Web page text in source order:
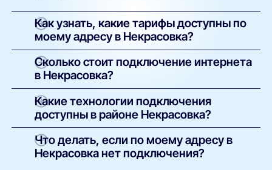
Как узнать, какие тарифы доступны по
моему адресу в Некрасовка?
Просто введите точный адрес (улицу и номер
дома) в поиске на нашем сайте. Система
покажет полный список доступных интернет-
провайдеров и тарифов с указанием скорости,
стоимости, наличия ТВ и условий подключения.
Сколько стоит подключение интернета
в Некрасовка?
У большинства операторов базовое
подключение проводится бесплатно.
Оплачивается только выбранный тариф и, при
необходимости, аренда или покупка
оборудования. Точные условия указаны в
карточке каждого предложения.
Какие технологии подключения
доступны в районе Некрасовка?
В зависимости от здания и инфраструктуры
провайдеров могут быть доступны:
оптоволоконный интернет (FTTH/GPON);
Что делать, если по моему адресу в
Некрасовка нет подключения?